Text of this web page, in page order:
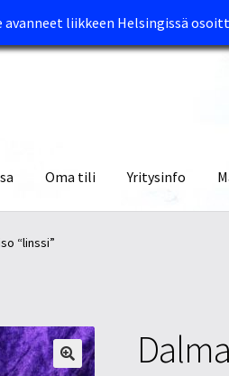
avanneet liikkeen Helsingissä
Oma tili Yritysinfo
Oma tili
“linssi”